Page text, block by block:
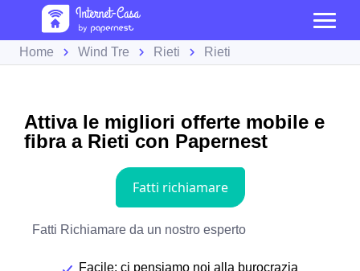
Home Wind Tre Rieti Rieti